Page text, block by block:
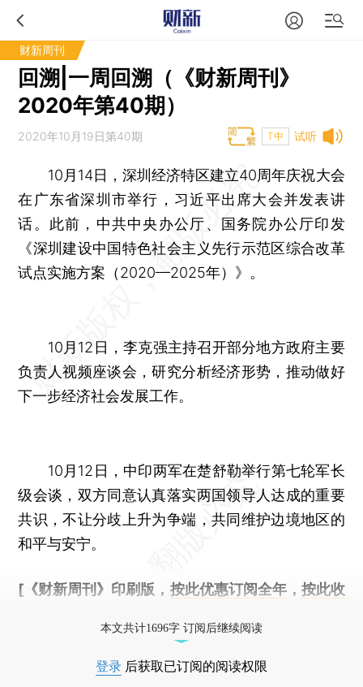
财新周刊
回溯|一周回溯（《财新周刊》
2020年第40期）
试听
2020年10月19日第40期 T中
10月14日，深圳经济特区建立40周年庆祝大会
在广东省深圳市举行，习近平出席大会并发表讲
话。此前，中共中央办公厅、国务院办公厅印发
《深圳建设中国特色社会主义先行示范区综合改革
试点实施方案（2020—2025年）》。
10月12日，李克强主持召开部分地方政府主要
负责人视频座谈会，研究分析经济形势，推动做好
下一步经济社会发展工作。
10月12日，中印两军在楚舒勒举行第七轮军长
级会谈，双方同意认真落实两国领导人达成的重要
共识，不让分歧上升为争端，共同维护边境地区的
和平与安宁。
[《财新周刊》印刷版， 按此优惠订阅全年， 按此收
本文共计1696字 订阅后继续阅读
登录 后获取已订阅的阅读权限